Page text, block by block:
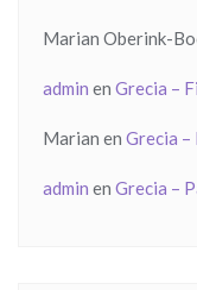
Marian Oberink-
admin en Grecia –
Marian en Grecia –
admin en Grecia –